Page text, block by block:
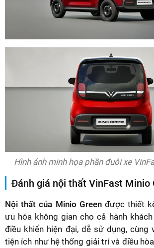
Hình ảnh minh họa phần đuôi xe
Đánh giá nội thất VinFast Minio
Nội thất của Minio Greenđược thiết
ưu hóa không gian cho cả hành khách
điều khiển hiện đại, dễ sử dụng, cùng
tiện ích như hệ thống giải trí và điều